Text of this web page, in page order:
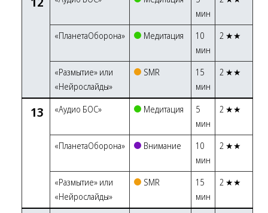
мин
«ПланетаОборона» Медитация
10
мин
2 ★★
«Размытие» или
«Нейрослайды»
SMR
15
мин
2 ★★
13 «Аудио БОС» Медитация
5
мин
2 ★★
«ПланетаОборона» Внимание
10
мин
2 ★★
«Размытие» или
«Нейрослайды»
SMR
15
мин
2 ★★